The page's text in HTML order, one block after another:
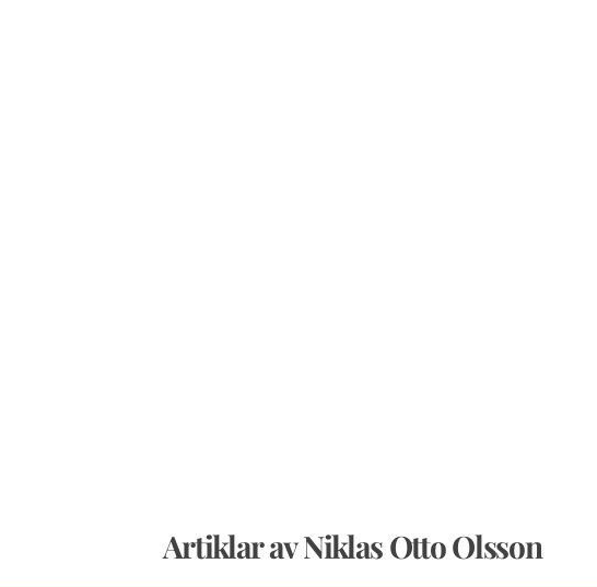
Artiklar av Niklas Otto Olsson